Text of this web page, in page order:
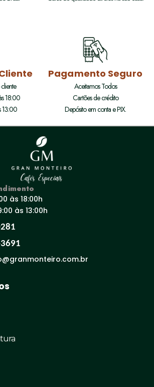
18:00
13:00
Pagamento Seguro
Aceitamos Todos
Cartões de crédito
Depósito em conta e PIX.
às 18:00h
às 13:00h